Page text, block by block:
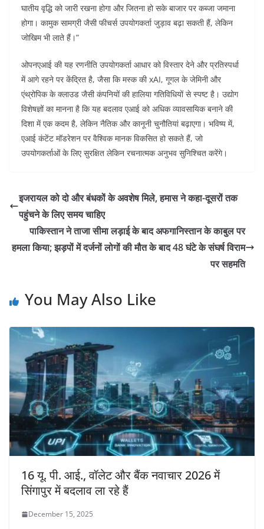
घातीय वृद्धि को जारी रखना होगा और जितना हो सके बाजार पर कब्जा जमाना
होगा। कामुक सामग्री जैसी फीचर्स उपयोगकर्ता जुड़ाव बढ़ा सकती हैं, लेकिन
जोखिम भी लाते हैं।”
ओपनएआई की यह रणनीति उपयोगकर्ता आधार को विस्तार देने और प्रतिस्पर्धा
में आगे रहने पर केंद्रित है, जैसा कि मस्क की xAI, गूगल के जेमिनी और
एंथ्रोपिक के क्लाउड जैसी कंपनियों की हालिया गतिविधियों से स्पष्ट है। उद्योग
विशेषज्ञों का मानना है कि यह बदलाव एआई को अधिक व्यावसायिक बनाने की
दिशा में एक कदम है, लेकिन नैतिक और कानूनी चुनौतियां बढ़ाएगा। भविष्य में,
एआई कंटेंट मॉडरेशन पर वैश्विक मानक विकसित हो सकते हैं, जो
उपयोगकर्ताओं के लिए सुरक्षित लेकिन रचनात्मक अनुभव सुनिश्चित करेंगे।
इजरायल को दो और बंधकों के अवशेष मिले, हमास ने कहा-दूसरों तक
पहुंचने के लिए समय चाहिए
पाकिस्तान ने ताजा सीमा लड़ाई के बाद अफगानिस्तान के काबुल पर
हमला किया; झड़पों में दर्जनों लोगों की मौत के बाद 48 घंटे के संघर्ष विराम
पर सहमति
You May Also Like
16 यू. पी. आई., वॉलेट और बैंक नवाचार 2026 में
सिंगापुर में बदलाव ला रहे हैं
December 15, 2025